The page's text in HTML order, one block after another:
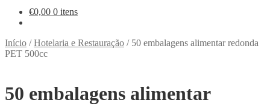
€0,00 0 itens
Início /Hotelaria e Restauração / 50 embalagens alimentar redonda
PET 500cc
50 embalagens alimentar